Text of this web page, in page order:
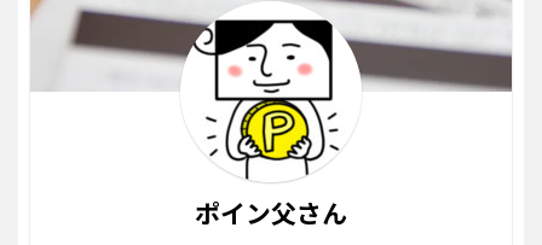
ポイン父さん